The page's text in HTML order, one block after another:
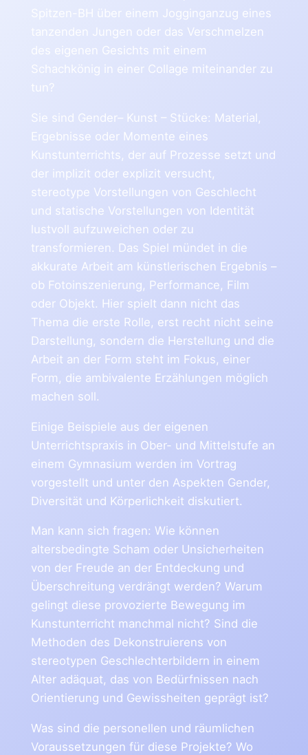
Spitzen-BH über einem Jogginganzug eines
tanzenden Jungen oder das Verschmelzen
des eigenen Gesichts mit einem
Schachkönig in einer Collage miteinander zu
tun?
Sie sind Gender– Kunst – Stücke: Material,
Ergebnisse oder Momente eines
Kunstunterrichts, der auf Prozesse setzt und
der implizit oder explizit versucht,
stereotype Vorstellungen von Geschlecht
und statische Vorstellungen von Identität
lustvoll aufzuweichen oder zu
transformieren. Das Spiel mündet in die
akkurate Arbeit am künstlerischen Ergebnis –
ob Fotoinszenierung, Performance, Film
oder Objekt. Hier spielt dann nicht das
Thema die erste Rolle, erst recht nicht seine
Darstellung, sondern die Herstellung und die
Arbeit an der Form steht im Fokus, einer
Form, die ambivalente Erzählungen möglich
machen soll.
Einige Beispiele aus der eigenen
Unterrichtspraxis in Ober- und Mittelstufe an
einem Gymnasium werden im Vortrag
vorgestellt und unter den Aspekten Gender,
Diversität und Körperlichkeit diskutiert.
Man kann sich fragen: Wie können
altersbedingte Scham oder Unsicherheiten
von der Freude an der Entdeckung und
Überschreitung verdrängt werden? Warum
gelingt diese provozierte Bewegung im
Kunstunterricht manchmal nicht? Sind die
Methoden des Dekonstruierens von
stereotypen Geschlechterbildern in einem
Alter adäquat, das von Bedürfnissen nach
Orientierung und Gewissheiten geprägt ist?
Was sind die personellen und räumlichen
Voraussetzungen für diese Projekte? Wo